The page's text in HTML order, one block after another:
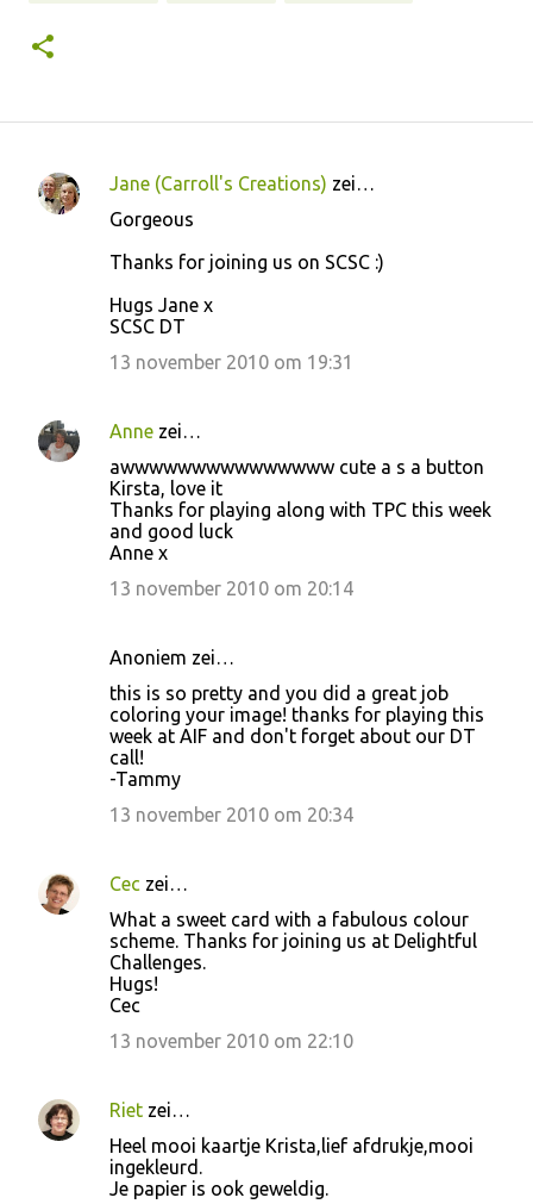
R
s
Jane (Carroll's Creations) zei…
Gorgeous
Thanks for joining us on SCSC :)
Hugs Jane x
SCSC DT
13 november 2010 om 19:31
Anne zei…
awwwwwwwwwwwwwww cute a s a button
Kirsta, love it
Thanks for playing along with TPC this week
and good luck
Anne x
13 november 2010 om 20:14
Anoniem zei…
this is so pretty and you did a great job
coloring your image! thanks for playing this
week at AIF and don't forget about our DT
call!
-Tammy
13 november 2010 om 20:34
Cec zei…
What a sweet card with a fabulous colour
scheme. Thanks for joining us at Delightful
Challenges.
Hugs!
Cec
13 november 2010 om 22:10
Riet zei…
Heel mooi kaartje Krista,lief afdrukje,mooi
ingekleurd.
Je papier is ook geweldig.